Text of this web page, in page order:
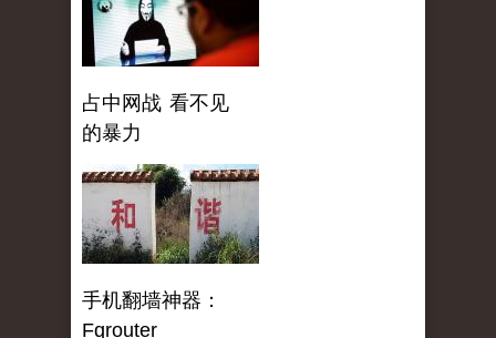
占中网战 看不见
的暴力
手机翻墙神器：
Fqrouter